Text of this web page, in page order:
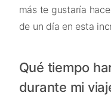
más te gustaría
de un día en esta
Qué tiempo
durante mi